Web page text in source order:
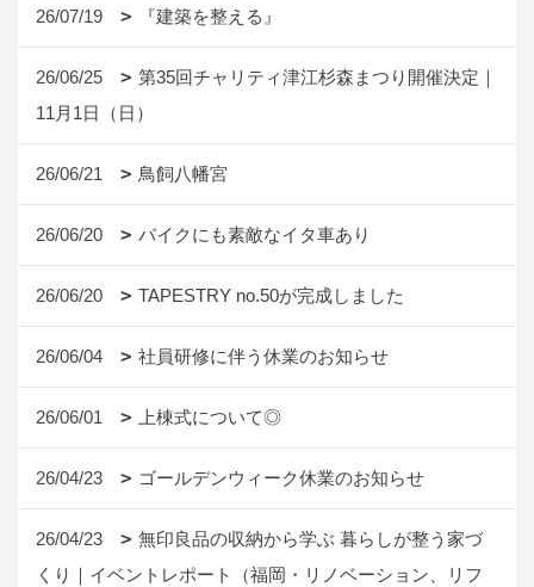
26/07/19 『建築を整える』
26/06/25
第35回チャリティ津江杉森まつり開催決定｜
11月1日（日）
26/06/21 鳥飼八幡宮
26/06/20 バイクにも素敵なイタ車あり
26/06/20 TAPESTRY no.50が完成しました
26/06/04 社員研修に伴う休業のお知らせ
26/06/01 上棟式について◎
26/04/23 ゴールデンウィーク休業のお知らせ
26/04/23
無印良品の収納から学ぶ 暮らしが整う家づ
くり｜イベントレポート（福岡・リノベーション、リフ